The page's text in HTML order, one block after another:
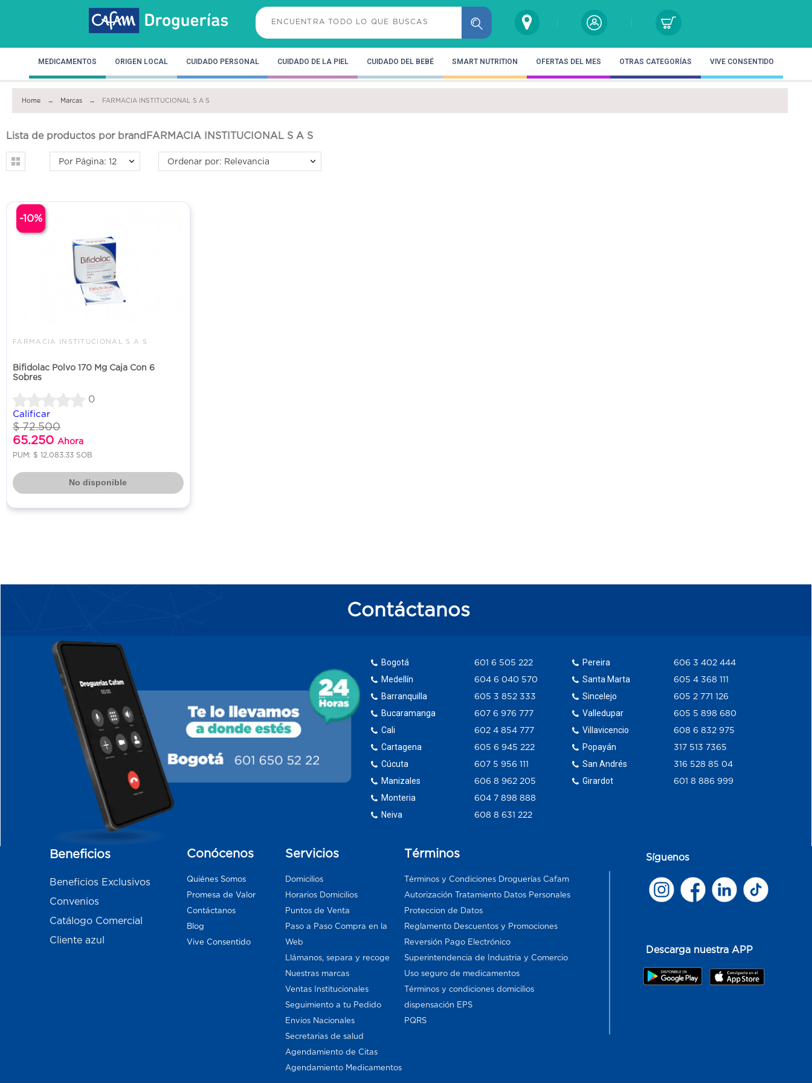
MEDICAMENTOS ORIGEN LOCAL CUIDADO PERSONAL CUIDADO DE LA PIEL CUIDADO DEL BEBÉ SMART NUTRITION OFERTAS DEL MES OTRAS CATEGORÍAS VIVE CONSENTIDO
Home Marcas FARMACIA INSTITUCIONAL S A S
Lista de productos por brandFARMACIA INSTITUCIONAL S A S
Por Página: 12 Ordenar por: Relevancia
FARMACIA INSTITUCIONAL S A S
Bifidolac Polvo 170 Mg Caja Con 6
Sobres
0
Calificar
$ 72.500
65.250 Ahora
PUM: $ 12,083.33 SOB
No disponible
-10%
Contáctanos
Bogotá
Medellín
Barranquilla
Bucaramanga
Cali
Cartagena
Cúcuta
Manizales
Monteria
Neiva
601 6 505 222
604 6 040 570
605 3 852 333
607 6 976 777
602 4 854 777
605 6 945 222
607 5 956 111
606 8 962 205
604 7 898 888
608 8 631 222
Pereira
Santa Marta
Sincelejo
Valledupar
Villavicencio
Popayán
San Andrés
Girardot
606 3 402 444
605 4 368 111
605 2 771 126
605 5 898 680
608 6 832 975
317 513 7365
316 528 85 04
601 8 886 999
Beneficios
Beneficios Exclusivos
Convenios
Catálogo Comercial
Cliente azul
Conócenos
Quiénes Somos
Promesa de Valor
Contáctanos
Blog
Vive Consentido
Servicios
Domicilios
Horarios Domicilios
Puntos de Venta
Paso a Paso Compra en la
Web
Llámanos, separa y recoge
Nuestras marcas
Ventas Institucionales
Seguimiento a tu Pedido
Envios Nacionales
Secretarias de salud
Agendamiento de Citas
Agendamiento Medicamentos
Términos
Términos y Condiciones Droguerías Cafam
Autorización Tratamiento Datos Personales
Proteccion de Datos
Reglamento Descuentos y Promociones
Reversión Pago Electrónico
Superintendencia de Industria y Comercio
Uso seguro de medicamentos
Términos y condiciones domicilios
dispensación EPS
PQRS
Síguenos
Descarga nuestra APP